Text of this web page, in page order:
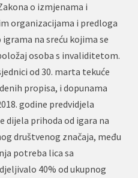
o izmjenama i
organizacijama i predloga
na sreću kojima se
osoba s invaliditetom.
od 30. marta tekuće
propisa, i dopunama
godine predvidjela
dijela prihoda od igara na
društvenog značaja, među
potreba lica sa
40% od ukupnog